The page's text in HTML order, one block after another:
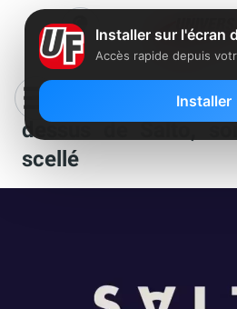
Une épée de
dessus de Salto,
scellé
Installer sur l'écran
Accès rapide depuis
Installer